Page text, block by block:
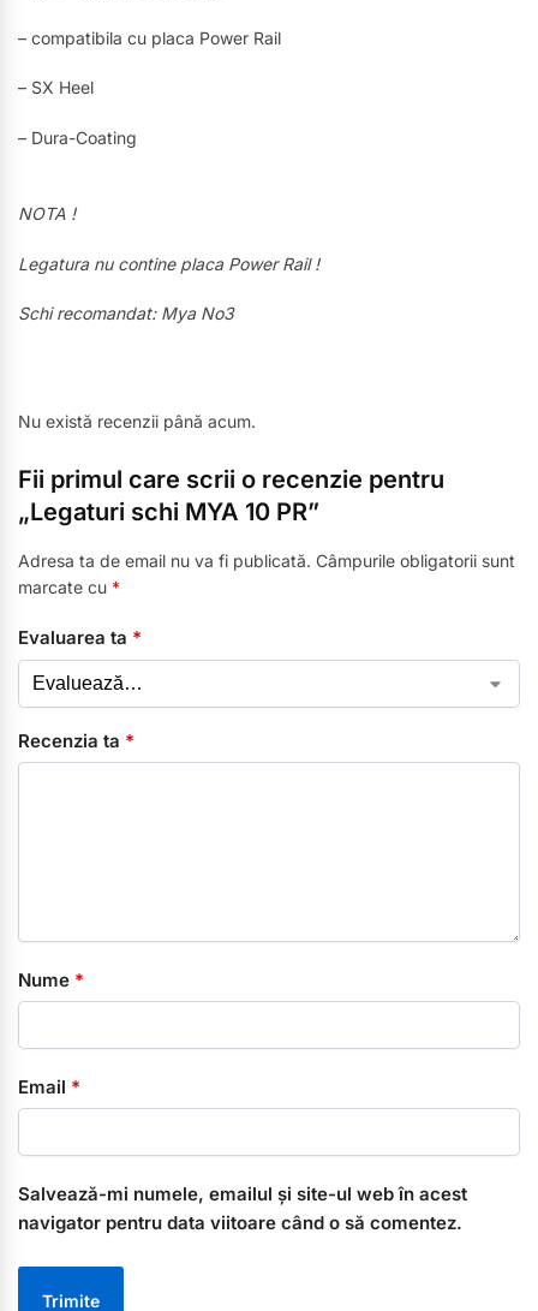
– compatibila cu placa Power Rail
– SX Heel
– Dura-Coating
NOTA !
Legatura nu contine placa Power Rail !
Schi recomandat: Mya No3
Nu există recenzii până acum.
Fii primul care scrii o recenzie pentru
„Legaturi schi MYA 10 PR”
Adresa ta de email nu va fi publicată. Câmpurile obligatorii sunt
marcate cu *
Evaluarea ta *
Recenzia ta *
Nume *
Email *
Salvează-mi numele, emailul și site-ul web în acest
navigator pentru data viitoare când o să comentez.